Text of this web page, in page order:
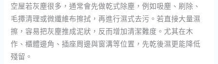
空屋若灰塵很多，通常會先做乾式除塵，例如吸塵、刷除、
毛撢清理或微纖維布擦拭，再進行濕式去污。若直接大量濕
擦，容易把灰塵推成泥狀，反而增加清潔難度。尤其在木
作、櫃體邊角、插座周邊與窗溝等位置，先乾後濕更能降低
殘留。